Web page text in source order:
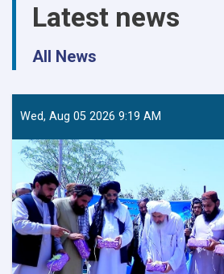
Latest news
All News
Wed, Aug 05 2026 9:19 AM